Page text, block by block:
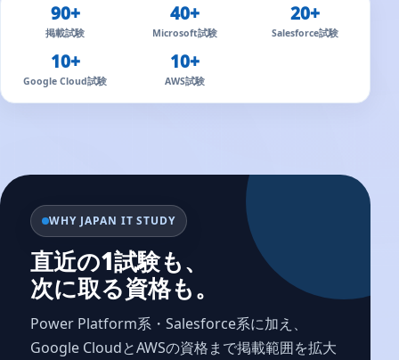
90+
掲載試験
40+
Microsoft試験
20+
Salesforce試験
10+
Google Cloud試験
10+
AWS試験
WHY JAPAN IT STUDY
直近の1試験も、
次に取る資格も。
Power Platform系・Salesforce系に加え、
Google CloudとAWSの資格まで掲載範囲を拡大